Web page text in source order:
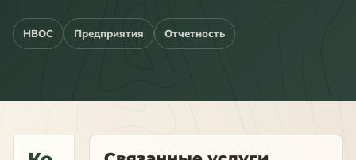
НВОС Предприятия Отчетность